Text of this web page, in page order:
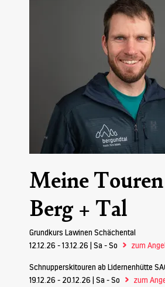
Meine
Berg + Tal
Grundkurs Lawinen Schächental
12.12.26 - 13.12.26 | Sa - So
> zum
Schnupperskitouren ab Lidernenhütte
19.12.26 - 20.12.26 | Sa - So
> zum